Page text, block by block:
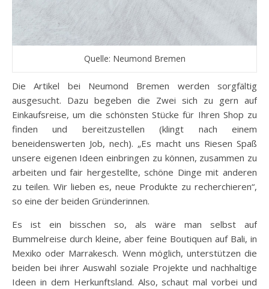
Quelle: Neumond Bremen
Die Artikel bei Neumond Bremen werden sorgfältig
ausgesucht. Dazu begeben die Zwei sich zu gern auf
Einkaufsreise, um die schönsten Stücke für Ihren Shop zu
finden und bereitzustellen (klingt nach einem
beneidenswerten Job, nech). „Es macht uns Riesen Spaß
unsere eigenen Ideen einbringen zu können, zusammen zu
arbeiten und fair hergestellte, schöne Dinge mit anderen
zu teilen. Wir lieben es, neue Produkte zu recherchieren“,
so eine der beiden Gründerinnen.
Es ist ein bisschen so, als wäre man selbst auf
Bummelreise durch kleine, aber feine Boutiquen auf Bali, in
Mexiko oder Marrakesch. Wenn möglich, unterstützen die
beiden bei ihrer Auswahl soziale Projekte und nachhaltige
Ideen in dem Herkunftsland. Also, schaut mal vorbei und